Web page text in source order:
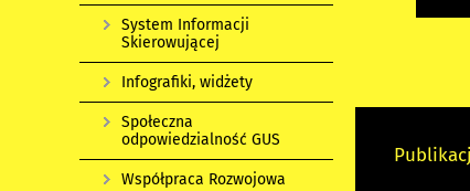
System Informacji
Skierowującej
Infografiki, widżety
Społeczna
odpowiedzialność GUS
Współpraca Rozwojowa